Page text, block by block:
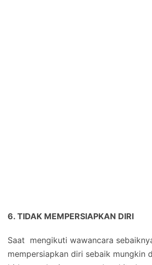
6. TIDAK MEMPERSIAPKAN DIRI
Saat mengikuti wawancara
mempersiapkan diri sebaik mungkin